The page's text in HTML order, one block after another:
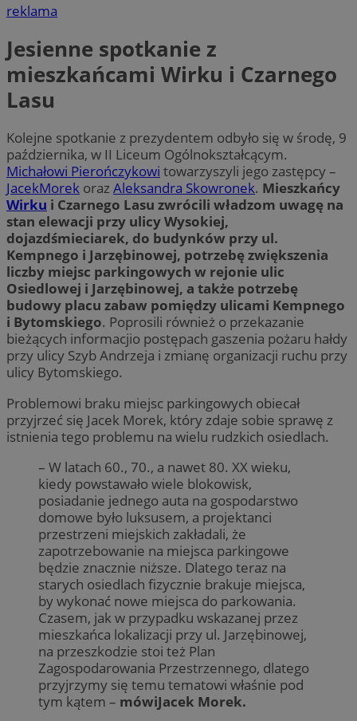
reklama
Jesienne spotkanie z
mieszkańcami Wirku i Czarnego
Lasu
Kolejne spotkanie z prezydentem odbyło się w środę, 9
października, w II Liceum Ogólnokształcącym.
Michałowi Pierończykowi towarzyszyli jego zastępcy –
JacekMorek orazAleksandra Skowronek. Mieszkańcy
Wirku i Czarnego Lasu zwrócili władzom uwagę na
stan elewacji przy ulicy Wysokiej,
dojazdśmieciarek, do budynków przy ul.
Kempnego i Jarzębinowej, potrzebę zwiększenia
liczby miejsc parkingowych w rejonie ulic
Osiedlowej i Jarzębinowej, a także potrzebę
budowy placu zabaw pomiędzy ulicami Kempnego
i Bytomskiego. Poprosili również o przekazanie
bieżących informacjio postępach gaszenia pożaru hałdy
przy ulicy Szyb Andrzeja i zmianę organizacji ruchu przy
ulicy Bytomskiego.
Problemowi braku miejsc parkingowych obiecał
przyjrzeć się Jacek Morek, który zdaje sobie sprawę z
istnienia tego problemu na wielu rudzkich osiedlach.
– W latach 60., 70., a nawet 80. XX wieku,
kiedy powstawało wiele blokowisk,
posiadanie jednego auta na gospodarstwo
domowe było luksusem, a projektanci
przestrzeni miejskich zakładali, że
zapotrzebowanie na miejsca parkingowe
będzie znacznie niższe. Dlatego teraz na
starych osiedlach fizycznie brakuje miejsca,
by wykonać nowe miejsca do parkowania.
Czasem, jak w przypadku wskazanej przez
mieszkańca lokalizacji przy ul. Jarzębinowej,
na przeszkodzie stoi też Plan
Zagospodarowania Przestrzennego, dlatego
przyjrzymy się temu tematowi właśnie pod
tym kątem – mówiJacek Morek.